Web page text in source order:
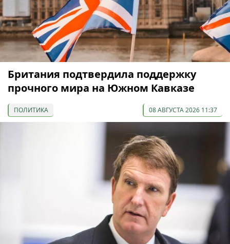
Британия подтвердила поддержку
прочного мира на Южном Кавказе
ПОЛИТИКА 08 АВГУСТА 2026 11:37